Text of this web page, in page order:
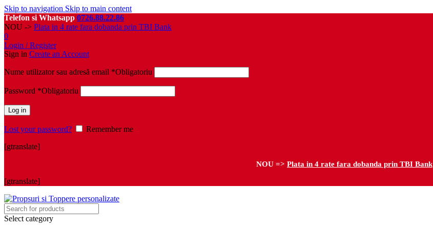
Skip to navigation Skip to main content
Telefon si Whatsapp 0726.88.22.86
NOU -> Plata in 4 rate fara dobanda prin TBI Bank
0
Login / Register
Sign in Create an Account
Nume utilizator sau adresă email *Obligatoriu
Password *Obligatoriu
Log in
Lost your password?
Remember me
[gtranslate]
NOU => Plata in 4 rate fara dobanda prin TBI Bank
[gtranslate]
Select category